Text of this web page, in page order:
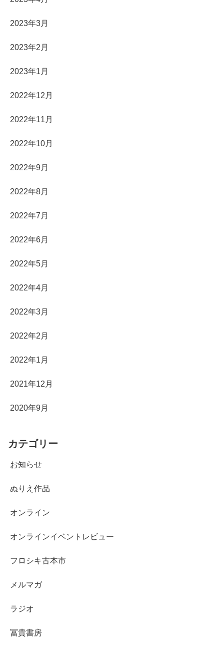
2023年3月
2023年2月
2023年1月
2022年12月
2022年11月
2022年10月
2022年9月
2022年8月
2022年7月
2022年6月
2022年5月
2022年4月
2022年3月
2022年2月
2022年1月
2021年12月
2020年9月
カテゴリー
お知らせ
ぬりえ作品
オンライン
オンラインイベントレビュー
フロシキ古本市
メルマガ
ラジオ
冨貴書房